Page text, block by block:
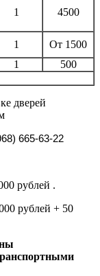
1 4500
1
От 1500
1
500
дверей
665-63-22
рублей .
рублей + 50